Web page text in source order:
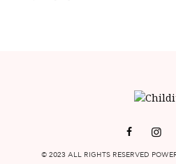
© 2023 ALL RIGHTS RESERVED